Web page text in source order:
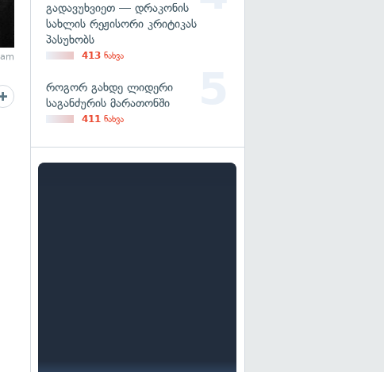
გადავუხვიეთ — დრაკონის
სახლის რეჟისორი კრიტიკას
პასუხობს
413 ნახვა
როგორ გახდე ლიდერი
საგანძურის მარათონში
411 ნახვა